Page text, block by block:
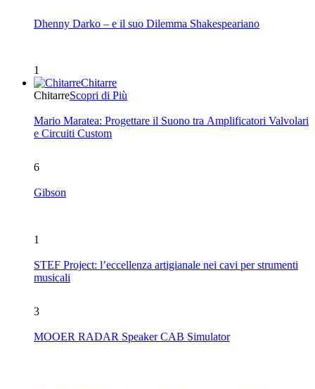
Dhenny Darko – e il suo Dilemma Shakespeariano
1
Chitarre
ChitarreScopri di Più
Mario Maratea: Progettare il Suono tra Amplificatori Valvolari
e Circuiti Custom
6
Gibson
1
STEF Project: l’eccellenza artigianale nei cavi per strumenti
musicali
3
MOOER RADAR Speaker CAB Simulator